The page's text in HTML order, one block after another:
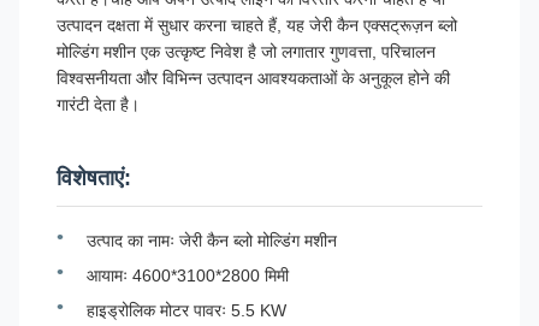
उत्पादन दक्षता में सुधार करना चाहते हैं, यह जेरी कैन एक्सट्रूज़न ब्लो
मोल्डिंग मशीन एक उत्कृष्ट निवेश है जो लगातार गुणवत्ता, परिचालन
विश्वसनीयता और विभिन्न उत्पादन आवश्यकताओं के अनुकूल होने की
गारंटी देता है।
विशेषताएं:
उत्पाद का नामः जेरी कैन ब्लो मोल्डिंग मशीन
आयामः 4600*3100*2800 मिमी
हाइड्रोलिक मोटर पावरः 5.5 KW